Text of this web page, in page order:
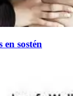
sostén